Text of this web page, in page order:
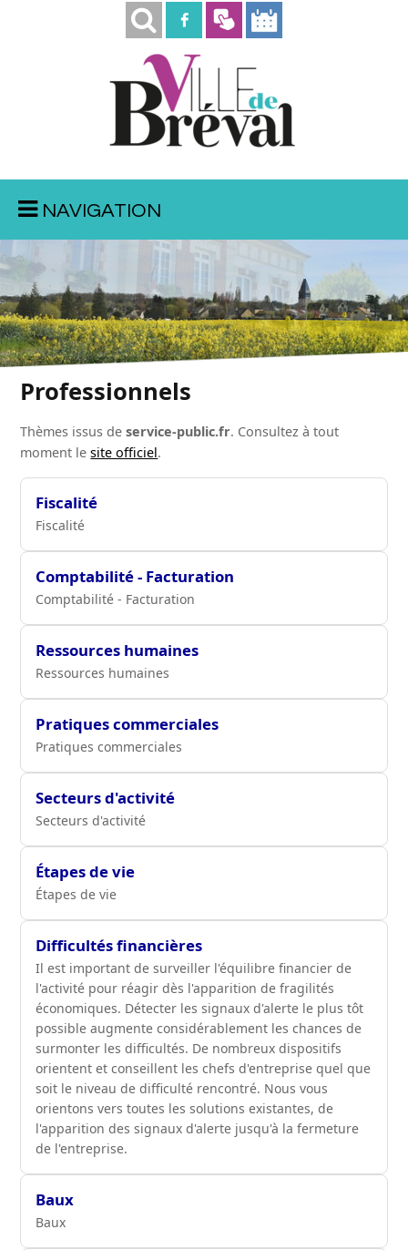
NAVIGATION
Mairie
Professionnels
Thèmes issus deservice-public.fr. Consultez à tout
moment lesite officiel.
Fiscalité
Fiscalité
Comptabilité - Facturation
Comptabilité - Facturation
Ressources humaines
Ressources humaines
Pratiques commerciales
Pratiques commerciales
Secteurs d'activité
Secteurs d'activité
Étapes de vie
Étapes de vie
Difficultés financières
Il est important de surveiller l'équilibre financier de
l'activité pour réagir dès l'apparition de fragilités
économiques. Détecter les signaux d'alerte le plus tôt
possible augmente considérablement les chances de
surmonter les difficultés. De nombreux dispositifs
orientent et conseillent les chefs d'entreprise quel que
soit le niveau de difficulté rencontré. Nous vous
orientons vers toutes les solutions existantes, de
l'apparition des signaux d'alerte jusqu'à la fermeture
de l'entreprise.
Baux
Baux